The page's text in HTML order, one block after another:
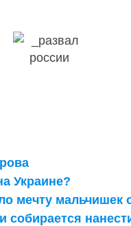
Украине?
мечту мальчишек
собирается